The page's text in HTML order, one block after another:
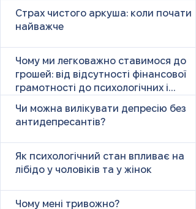
Страх чистого аркуша: коли почати
найважче
Чому ми легковажно ставимося до
грошей: від відсутності фінансової
грамотності до психологічних і
Чи можна вилікувати депресію без
антидепресантів?
Як психологічний стан впливає на
лібідо у чоловіків та у жінок
Чому мені тривожно?